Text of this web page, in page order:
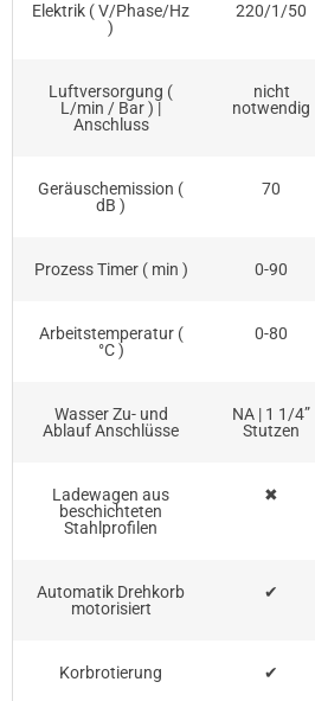
Elektrik ( V/Phase/Hz
)
220/1/50
Luftversorgung (
L/min / Bar ) |
Anschluss
nicht
notwendig
Geräuschemission (
dB )
70
Prozess Timer ( min ) 0-90
Arbeitstemperatur (
°C )
0-80
Wasser Zu- und
Ablauf Anschlüsse
NA | 1 1/4”
Stutzen
Ladewagen aus
beschichteten
Stahlprofilen
✖
Automatik Drehkorb
motorisiert
✔
Korbrotierung ✔